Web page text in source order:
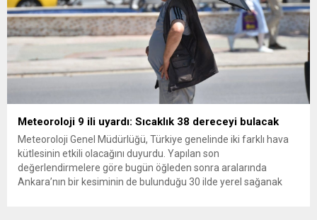
Meteoroloji 9 ili uyardı: Sıcaklık 38 dereceyi bulacak
Meteoroloji Genel Müdürlüğü, Türkiye genelinde iki farklı hava
kütlesinin etkili olacağını duyurdu. Yapılan son
değerlendirmelere göre bugün öğleden sonra aralarında
Ankara’nın bir kesiminin de bulunduğu 30 ilde yerel sağanak